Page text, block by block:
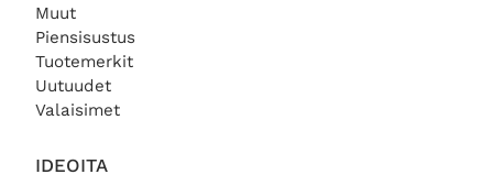
Muut
Piensisustus
Tuotemerkit
Uutuudet
Valaisimet
IDEOITA